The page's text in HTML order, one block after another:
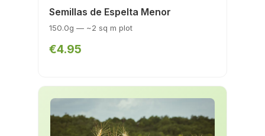
Semillas de Espelta Menor
150.0g — ~2 sq m plot
€4.95